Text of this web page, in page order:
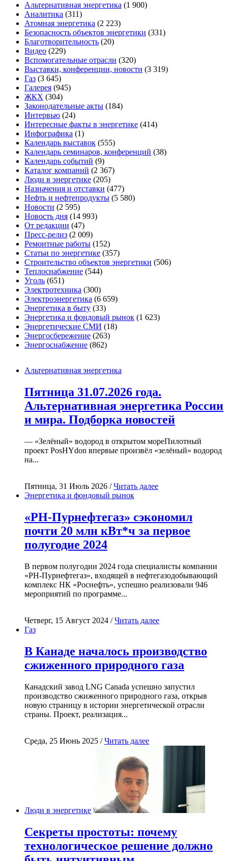
Альтернативная энергетика (1 900)
Аналитика (311)
Атомная энергетика (2 223)
Безопасность объектов энергетики (331)
Благотворительность (20)
Видео (229)
Вспомогательные отрасли (320)
Выставки, конференции, новости (3 319)
Газ (3 645)
Галерея (945)
ЖКХ (304)
Законодательные акты (184)
Интервью (24)
Интересные факты в энергетике (414)
Инфографика (1)
Календарь выставок (555)
Календарь семинаров, конференций (38)
Календарь событий (9)
Каталог компаний (2 367)
Люди в энергетике (205)
Назначения и отставки (477)
Нефть и нефтепродукты (5 580)
Новости (2 595)
Новость дня (14 993)
От редакции (47)
Пресс-релиз (2 009)
Ремонтные работы (152)
Статьи по энергетике (357)
Строительство объектов энергетики (506)
Теплоснабжение (544)
Уголь (651)
Электротехника (300)
Электроэнергетика (6 659)
Энергетика в быту (33)
Энергетика и фондовый рынок (1 623)
Энергетические СМИ (18)
Энергосбережение (263)
Энергоснабжение (862)
Альтернативная энергетика
Пятница 31.07.2026 года.
Альтернативная энергетика России
и мира. Подборка новостей
— «Зелёный» водород в открытом мореПилотный
проект PosHYdon впервые произвёл «зелёный» водород
на...
Пятница, 31 Июль 2026 /Читать далее
Энергетика и фондовый рынок
«РН-Пурнефтегаз» сэкономил
почти 20 млн кВт*ч за первое
полугодие 2024
В первом полугодии 2024 года специалисты компании
«РН-Пурнефтегаз», входящей в нефтегазодобывающий
комплекс НК «Роснефть», успешно реализовали 946
мероприятий по программе...
Четверг, 15 Август 2024 /Читать далее
Газ
В Канаде началось производство
сжиженного природного газа
Канадский завод LNG Canada успешно запустил
производство сжиженного природного газа, открыв
новую страницу в истории энергетической отрасли
страны. Проект, реализация...
Среда, 25 Июнь 2025 /Читать далее
Люди в энергетике
Секреты простоты: почему
технологическое решение должно